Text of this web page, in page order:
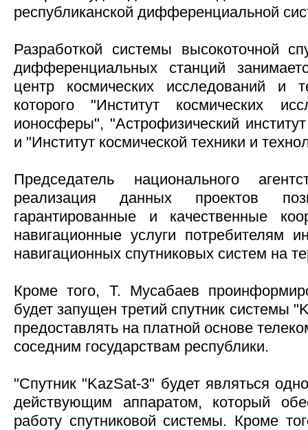
республиканской дифференциальной
Разработкой системы высокоточной
дифференциальных станций
центр космических исследований и
которого "Институт космических
ионосферы", "Астрофизический
и "Институт космической техники и
Председатель национального
реализация данных проектов
гарантированные и качественные
навигационные услуги потребителям
навигационных спутниковых систем на
Кроме того, Т. Мусабаев
будет запущен третий спутник системы
предоставлять на платной основе
соседним государствам республики.
"Спутник "KazSat-3" будет являться
действующим аппаратом, который
работу спутниковой системы. Кроме